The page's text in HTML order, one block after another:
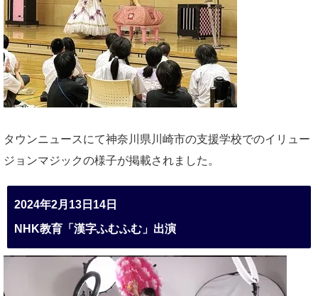
タウンニュースにて神奈川県川崎市の支援学校でのイリュー
ジョンマジックの様子が掲載されました。
2024年2月13日14日
NHK教育「漢字ふむふむ」出演